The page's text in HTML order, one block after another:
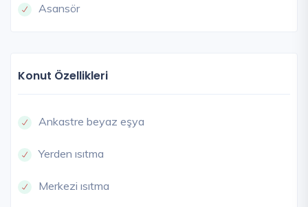
Asansör
Konut Özellikleri
Ankastre beyaz eşya
Yerden ısıtma
Merkezi ısıtma